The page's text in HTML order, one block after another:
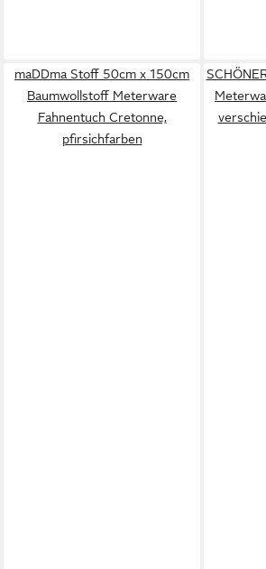
maDDma Stoff 50cm x 150cm
Baumwollstoff Meterware
Fahnentuch Cretonne,
pfirsichfarben